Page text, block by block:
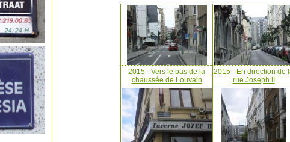
2015 - Vers le bas de la
chaussée de Louvain
2015 - En direction de
rue Joseph II